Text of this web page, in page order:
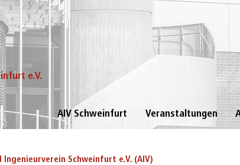
e.V.
AIV Schweinfurt Veranstaltungen
Schweinfurt e.V. (AIV)